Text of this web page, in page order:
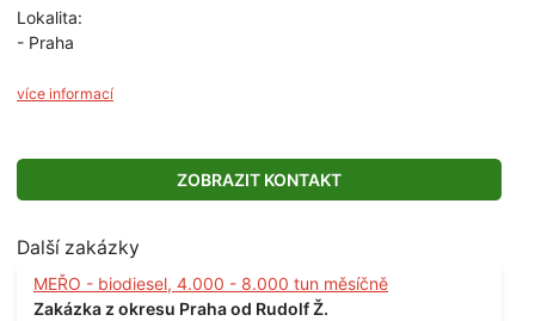
Lokalita:
- Praha
více informací
ZOBRAZIT KONTAKT
Další zakázky
MEŘO - biodiesel, 4.000 - 8.000 tun měsíčně
Zakázka z okresu Praha od Rudolf Ž.